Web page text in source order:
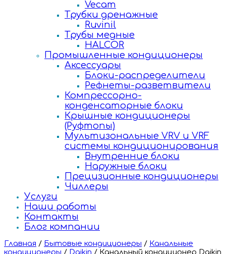
Vecam
Трубки дренажные
Ruvinil
Трубы медные
HALCOR
Промышленные кондиционеры
Аксессуары
Блоки-распределители
Рефнеты-разветвители
Компрессорно-
конденсаторные блоки
Крышные кондиционеры
(Руфтопы)
Мультизональные VRV и VRF
системы кондиционирования
Внутренние блоки
Наружные блоки
Прецизионные кондиционеры
Чиллеры
Услуги
Наши работы
Контакты
Блог компании
Главная / Бытовые кондиционеры / Канальные
кондиционеры / Daikin / Канальный кондиционер Daikin